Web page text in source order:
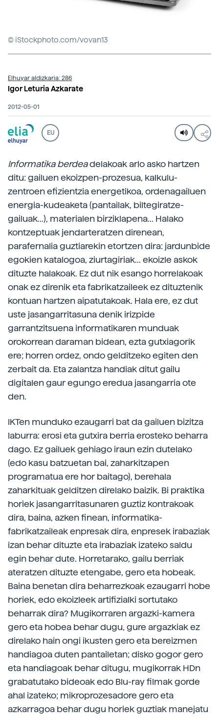
© iStockphoto.com/vovan13
Elhuyar aldizkaria: 286
Igor Leturia Azkarate
2012-05-01
EU
Informatika berdeadelakoak arlo asko hartzen
ditu: gailuen ekoizpen-prozesua, kalkulu-
zentroen efizientzia energetikoa, ordenagailuen
energia-kudeaketa (pantailak, biltegiratze-
gailuak...), materialen birziklapena... Halako
kontzeptuak jendarteratzen direnean,
parafernalia guztiarekin etortzen dira: jardunbide
egokien katalogoa, ziurtagiriak... ekoizle askok
dituzte halakoak. Ez dut nik esango horrelakoak
onak ez direnik eta fabrikatzaileek ez dituztenik
kontuan hartzen aipatutakoak. Hala ere, ez dut
uste jasangarritasuna denik irizpide
garrantzitsuena informatikaren munduak
orokorrean daraman bidean, ezta gutxiagorik
ere; horren ordez, ondo gelditzeko egiten den
zerbait da. Eta zalantza handiak ditut gailu
digitalen gaur egungo eredua jasangarria ote
den.
IKTen munduko ezaugarri bat da gailuen bizitza
laburra: erosi eta gutxira berria erosteko beharra
dago. Ez gailuek gehiago iraun ezin dutelako
(edo kasu batzuetan bai, zaharkitzapen
programatua ere hor baitago), berehala
zaharkituak gelditzen direlako baizik. Bi praktika
horiek jasangarritasunaren guztiz kontrakoak
dira, baina, azken finean, informatika-
fabrikatzaileak enpresak dira, enpresek irabaziak
izan behar dituzte eta irabaziak izateko saldu
egin behar dute. Horretarako, gailu berriak
ateratzen dituzte etengabe, gero eta hobeak.
Baina benetan dira beharrezkoak ezaugarri hobe
horiek, edo ekoizleek artifizialki sortutako
beharrak dira? Mugikorraren argazki-kamera
gero eta hobea behar dugu, gure argazkiak ez
direlako hain ongi ikusten gero eta bereizmen
handiagoa duten pantailetan; disko gogor gero
eta handiagoak behar ditugu, mugikorrak HDn
grabatutako bideoak edo Blu-ray filmak gorde
ahal izateko; mikroprozesadore gero eta
azkarragoa behar dugu horiek guztiak manejatu